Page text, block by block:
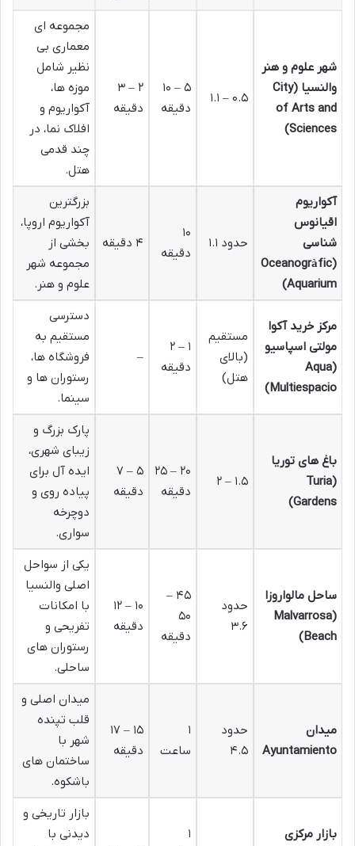
شهر علوم و هنر
والنسیا (City
of Arts and
Sciences)
۰.۵ – ۱.۱
۵ – ۱۰
دقیقه
۲ – ۳
دقیقه
مجموعه ای
معماری بی
نظیر شامل
موزه ها،
آکواریوم و
افلاک نما، در
چند قدمی
هتل.
آکواریوم
اقیانوس
شناسی
(Oceanogràfic
Aquarium)
حدود ۱.۱
۱۰
دقیقه
۴ دقیقه
بزرگترین
آکواریوم اروپا،
بخشی از
مجموعه شهر
علوم و هنر.
مرکز خرید آکوا
مولتی اسپاسیو
(Aqua
Multiespacio)
مستقیم
(بالای
هتل)
۱ – ۲
دقیقه
–
دسترسی
مستقیم به
فروشگاه ها،
رستوران ها و
سینما.
باغ های توریا
(Turia
Gardens)
۱.۵ – ۲
۲۰ – ۲۵
دقیقه
۵ – ۷
دقیقه
پارک بزرگ و
زیبای شهری،
ایده آل برای
پیاده روی و
دوچرخه
سواری.
ساحل مالواروزا
(Malvarrosa
Beach)
حدود
۳.۶
۴۵ –
۵۰
دقیقه
۱۰ – ۱۲
دقیقه
یکی از سواحل
اصلی والنسیا
با امکانات
تفریحی و
رستوران های
ساحلی.
میدان
Ayuntamiento
حدود
۴.۵
۱
ساعت
۱۵ – ۱۷
دقیقه
میدان اصلی و
قلب تپنده
شهر با
ساختمان های
باشکوه.
بازار مرکزی
۱
بازار تاریخی و
دیدنی با